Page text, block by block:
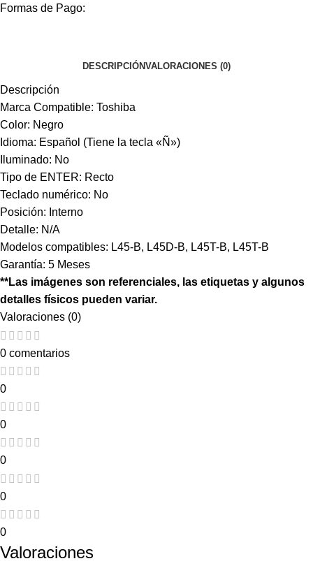
Formas de Pago:
DESCRIPCIÓNVALORACIONES (0)
Descripción
Marca Compatible: Toshiba
Color: Negro
Idioma: Español (Tiene la tecla «Ñ»)
Iluminado: No
Tipo de ENTER: Recto
Teclado numérico: No
Posición: Interno
Detalle: N/A
Modelos compatibles: L45-B, L45D-B, L45T-B, L45T-B
Garantía: 5 Meses
**Las imágenes son referenciales, las etiquetas y algunos
detalles físicos pueden variar.
Valoraciones (0)
0 comentarios
0
0
0
0
0
Valoraciones